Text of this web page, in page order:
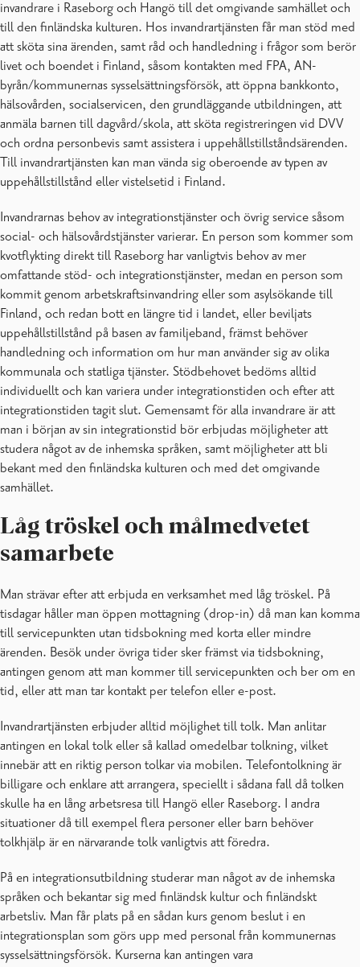
invandrare i Raseborg och Hangö till det omgivande samhället och
till den finländska kulturen. Hos invandrartjänsten får man stöd med
att sköta sina ärenden, samt råd och handledning i frågor som berör
livet och boendet i Finland, såsom kontakten med FPA, AN-
byrån/kommunernas sysselsättningsförsök, att öppna bankkonto,
hälsovården, socialservicen, den grundläggande utbildningen, att
anmäla barnen till dagvård/skola, att sköta registreringen vid DVV
och ordna personbevis samt assistera i uppehållstillståndsärenden.
Till invandrartjänsten kan man vända sig oberoende av typen av
uppehållstillstånd eller vistelsetid i Finland.
Invandrarnas behov av integrationstjänster och övrig service såsom
social- och hälsovårdstjänster varierar. En person som kommer som
kvotflykting direkt till Raseborg har vanligtvis behov av mer
omfattande stöd- och integrationstjänster, medan en person som
kommit genom arbetskraftsinvandring eller som asylsökande till
Finland, och redan bott en längre tid i landet, eller beviljats
uppehållstillstånd på basen av familjeband, främst behöver
handledning och information om hur man använder sig av olika
kommunala och statliga tjänster. Stödbehovet bedöms alltid
individuellt och kan variera under integrationstiden och efter att
integrationstiden tagit slut. Gemensamt för alla invandrare är att
man i början av sin integrationstid bör erbjudas möjligheter att
studera något av de inhemska språken, samt möjligheter att bli
bekant med den finländska kulturen och med det omgivande
samhället.
Låg tröskel och målmedvetet
samarbete
Man strävar efter att erbjuda en verksamhet med låg tröskel. På
tisdagar håller man öppen mottagning (drop-in) då man kan komma
till servicepunkten utan tidsbokning med korta eller mindre
ärenden. Besök under övriga tider sker främst via tidsbokning,
antingen genom att man kommer till servicepunkten och ber om en
tid, eller att man tar kontakt per telefon eller e-post.
Invandrartjänsten erbjuder alltid möjlighet till tolk. Man anlitar
antingen en lokal tolk eller så kallad omedelbar tolkning, vilket
innebär att en riktig person tolkar via mobilen. Telefontolkning är
billigare och enklare att arrangera, speciellt i sådana fall då tolken
skulle ha en lång arbetsresa till Hangö eller Raseborg. I andra
situationer då till exempel flera personer eller barn behöver
tolkhjälp är en närvarande tolk vanligtvis att föredra.
På en integrationsutbildning studerar man något av de inhemska
språken och bekantar sig med finländsk kultur och finländskt
arbetsliv. Man får plats på en sådan kurs genom beslut i en
integrationsplan som görs upp med personal från kommunernas
sysselsättningsförsök. Kurserna kan antingen vara